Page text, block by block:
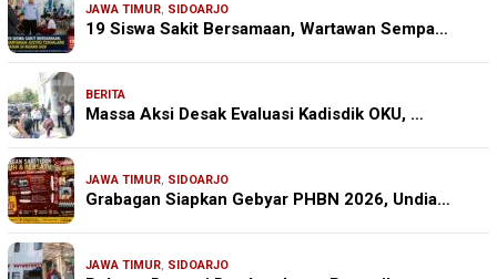
JAWA TIMUR, SIDOARJO
19 Siswa Sakit Bersamaan, Wartawan Sempa…
BERITA
Massa Aksi Desak Evaluasi Kadisdik OKU, …
JAWA TIMUR, SIDOARJO
Grabagan Siapkan Gebyar PHBN 2026, Undia…
JAWA TIMUR, SIDOARJO